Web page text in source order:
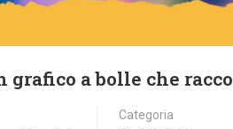
grafico a bolle che
Categoria